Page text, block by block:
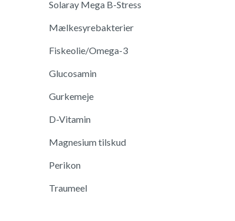
Solaray Mega B-Stress
Mælkesyrebakterier
Fiskeolie/Omega-3
Glucosamin
Gurkemeje
D-Vitamin
Magnesium tilskud
Perikon
Traumeel